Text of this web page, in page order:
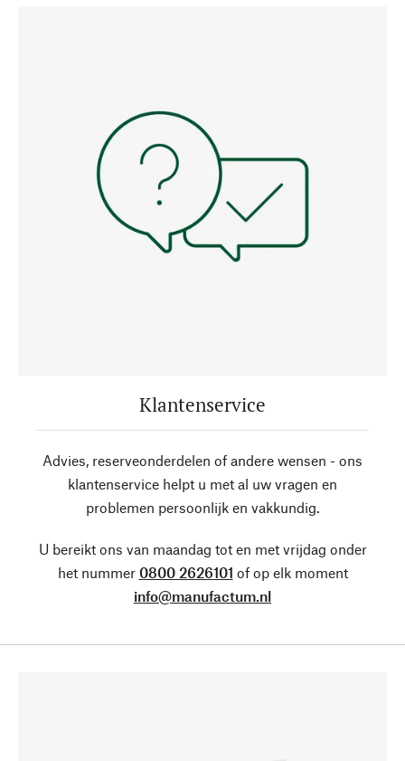
Klantenservice
Advies, reserveonderdelen of andere wensen - ons
klantenservice helpt u met al uw vragen en
problemen persoonlijk en vakkundig.
U bereikt ons van maandag tot en met vrijdag onder
het nummer 0800 2626101 of op elk moment
info@manufactum.nl